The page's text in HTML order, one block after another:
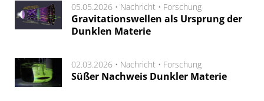
05.05.2026 • Nachricht • Forschung
Gravitationswellen als Ursprung der
Dunklen Materie
02.03.2026 • Nachricht • Forschung
Süßer Nachweis Dunkler Materie